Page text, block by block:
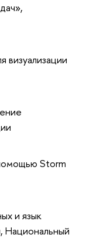
,
визуализации
Storm
и язык
, Национальный